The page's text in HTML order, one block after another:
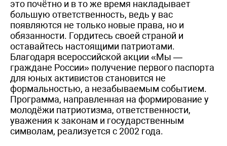
это почётно и в то же время накладывает
большую ответственность, ведь у вас
появляются не только новые права, но и
обязанности. Гордитесь своей страной и
оставайтесь настоящими патриотами.
Благодаря всероссийской акции «Мы —
граждане России» получение первого паспорта
для юных активистов становится не
формальностью, а незабываемым событием.
Программа, направленная на формирование у
молодёжи патриотизма, ответственности,
уважения к законам и государственным
символам, реализуется с 2002 года.